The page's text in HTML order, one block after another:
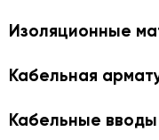
Изоляционные
Кабельная
Кабельные вводы